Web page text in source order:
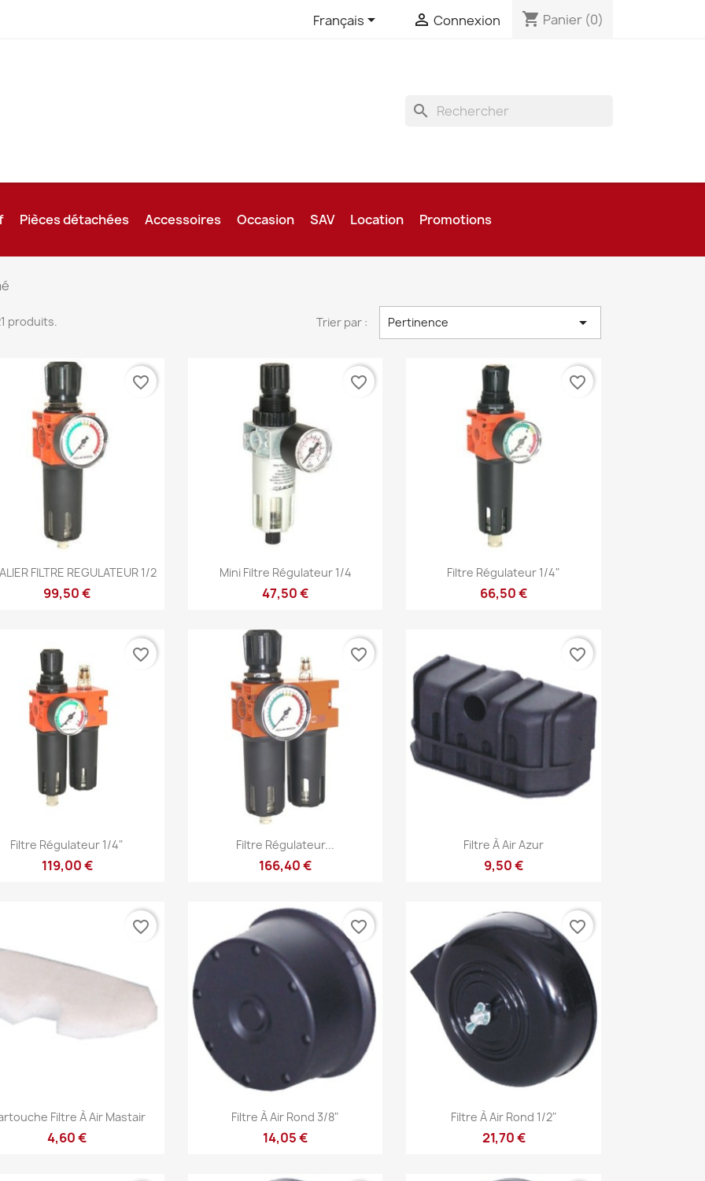
Français  Connexion shopping_cart Panier (0)
search
Pièces détachées Accessoires Occasion SAV Location Promotions
produits. Trier par : Pertinence 
Aperçu rapide
FILTRE REGULATEUR 1/2
99,50 €
favorite_border
Aperçu rapide
Mini Filtre Régulateur 1/4
47,50 €
favorite_border
Aperçu rapide
Filtre Régulateur 1/4"
66,50 €
favorite_border
Aperçu rapide
Filtre Régulateur 1/4"
119,00 €
favorite_border
Aperçu rapide
Filtre Régulateur...
166,40 €
favorite_border
Aperçu rapide
Filtre À Air Azur
9,50 €
favorite_border
Aperçu rapide
Filtre À Air Mastair
4,60 €
favorite_border
Aperçu rapide
Filtre À Air Rond 3/8"
14,05 €
favorite_border
Aperçu rapide
Filtre À Air Rond 1/2"
21,70 €
favorite_border